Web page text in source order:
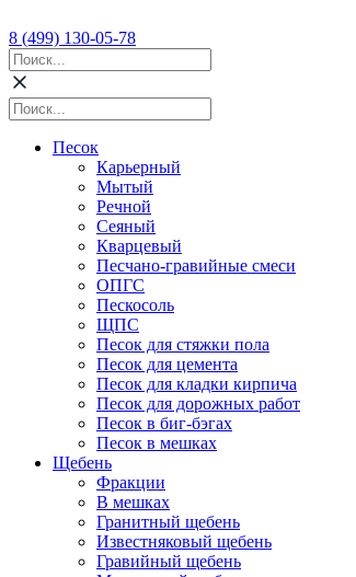
8 (499) 130-05-78
Песок
Карьерный
Мытый
Речной
Сеяный
Кварцевый
Песчано-гравийные смеси
ОПГС
Пескосоль
ЩПС
Песок для стяжки пола
Песок для цемента
Песок для кладки кирпича
Песок для дорожных работ
Песок в биг-бэгах
Песок в мешках
Щебень
Фракции
В мешках
Гранитный щебень
Известняковый щебень
Гравийный щебень